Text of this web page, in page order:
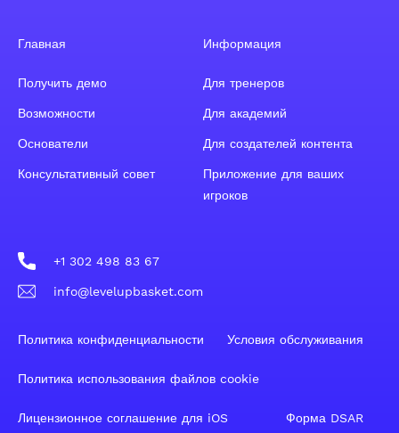
Главная
Получить демо
Возможности
Основатели
Консультативный совет
Информация
Для тренеров
Для академий
Для создателей контента
Приложение для ваших
игроков
+1 302 498 83 67
info@levelupbasket.com
Политика конфиденциальности Условия обслуживания
Политика использования файлов cookie
Лицензионное соглашение для iOS Форма DSAR